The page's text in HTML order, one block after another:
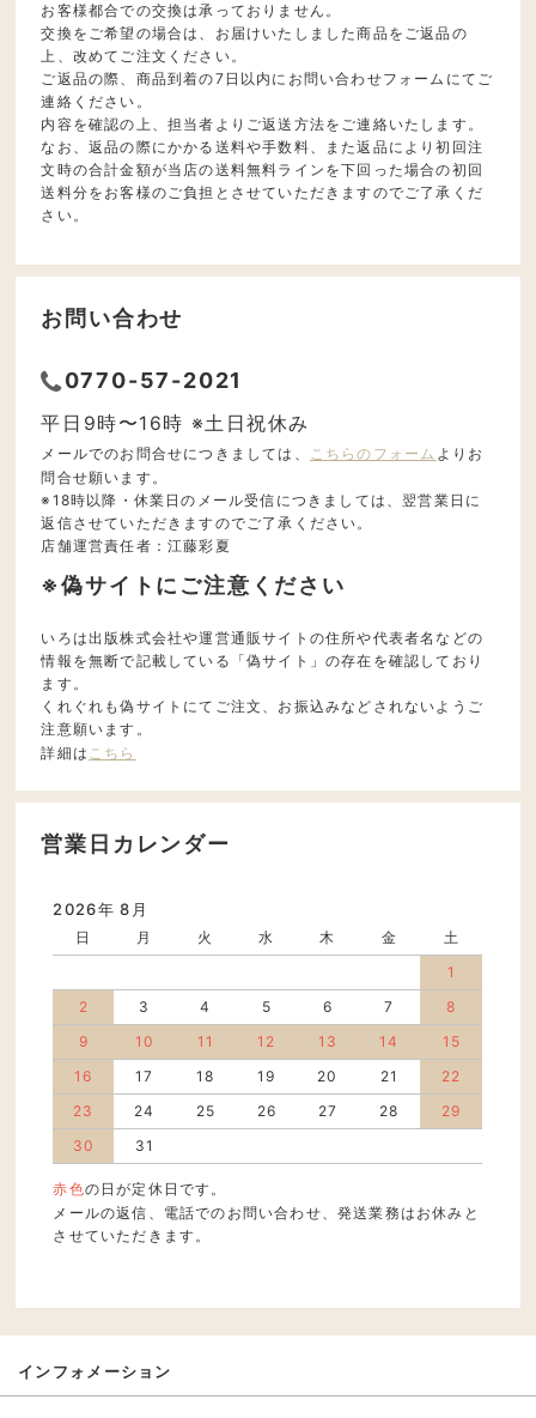
お客様都合での交換は承っておりません。
交換をご希望の場合は、お届けいたしました商品をご返品の
上、改めてご注文ください。
ご返品の際、商品到着の7日以内にお問い合わせフォームにてご
連絡ください。
内容を確認の上、担当者よりご返送方法をご連絡いたします。
なお、返品の際にかかる送料や手数料、また返品により初回注
文時の合計金額が当店の送料無料ラインを下回った場合の初回
送料分をお客様のご負担とさせていただきますのでご了承くだ
さい。
お問い合わせ
0770-57-2021
平日9時〜16時 ※土日祝休み
メールでのお問合せにつきましては、 こちらのフォーム よりお
問合せ願います。
※18時以降・休業日のメール受信につきましては、翌営業日に
返信させていただきますのでご了承ください。
店舗運営責任者：江藤彩夏
※偽サイトにご注意ください
いろは出版株式会社や運営通販サイトの住所や代表者名などの
情報を無断で記載している「偽サイト」の存在を確認しており
ます。
くれぐれも偽サイトにてご注文、お振込みなどされないようご
注意願います。
詳細は こちら
営業日カレンダー
2026年 8月
日 月 火 水 木 金
土
1
2
3 4 5 6 7
8
9
10 11 12 13 14
15
16
17 18 19 20 21
22
23
24 25 26 27 28
29
30
31
赤色の日が定休日です。
メールの返信、電話でのお問い合わせ、発送業務はお休みと
させていただきます。
インフォメーション